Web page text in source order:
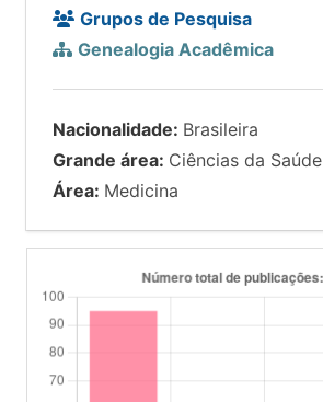
Grupos de Pesquisa
Genealogia Acadêmica
Nacionalidade: Brasileira
Grande área: Ciências da Saúde
Área: Medicina